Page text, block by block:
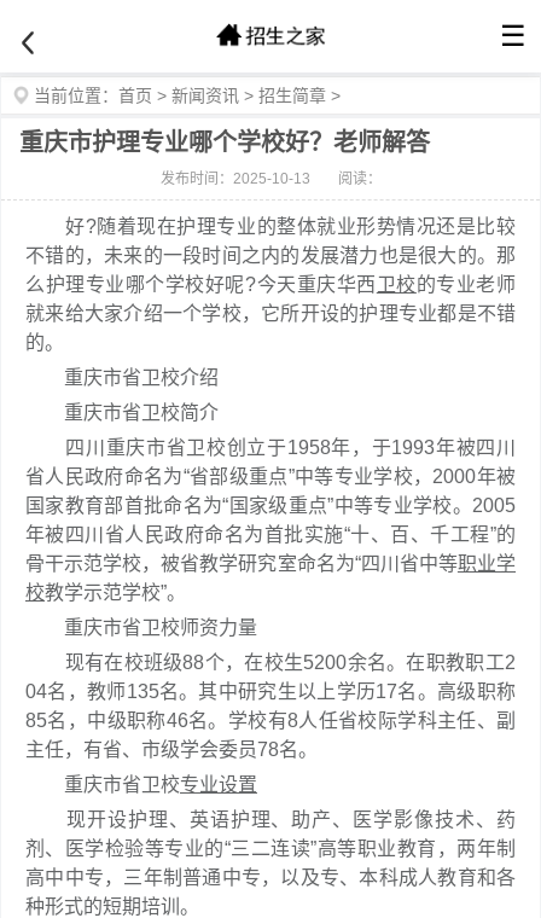
☰
当前位置： 首页 > 新闻资讯 > 招生简章 >
重庆市护理专业哪个学校好？老师解答
发布时间：2025-10-13 阅读：
好?随着现在护理专业的整体就业形势情况还是比较
不错的，未来的一段时间之内的发展潜力也是很大的。那
么护理专业哪个学校好呢?今天重庆华西卫校的专业老师
就来给大家介绍一个学校，它所开设的护理专业都是不错
的。
重庆市省卫校介绍
重庆市省卫校简介
四川重庆市省卫校创立于1958年，于1993年被四川
省人民政府命名为“省部级重点”中等专业学校，2000年被
国家教育部首批命名为“国家级重点”中等专业学校。2005
年被四川省人民政府命名为首批实施“十、百、千工程”的
骨干示范学校，被省教学研究室命名为“四川省中等职业学
校教学示范学校”。
重庆市省卫校师资力量
现有在校班级88个，在校生5200余名。在职教职工2
04名，教师135名。其中研究生以上学历17名。高级职称
85名，中级职称46名。学校有8人任省校际学科主任、副
主任，有省、市级学会委员78名。
重庆市省卫校专业设置
现开设护理、英语护理、助产、医学影像技术、药
剂、医学检验等专业的“三二连读”高等职业教育，两年制
高中中专，三年制普通中专，以及专、本科成人教育和各
种形式的短期培训。